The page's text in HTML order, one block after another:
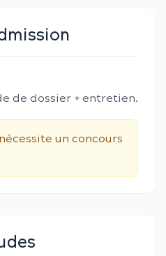
de dossier + entretien.
un concours